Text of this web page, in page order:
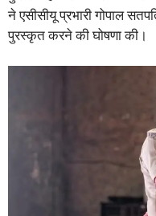
ने एसीसीयू प्रभारी गोपाल
पुरस्कृत करने की घोषणा की।